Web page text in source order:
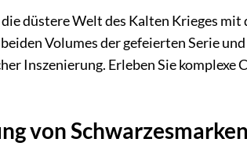
die düstere Welt des Kalten Krieges
Volumes der gefeierten Serie
Inszenierung. Erleben Sie
von